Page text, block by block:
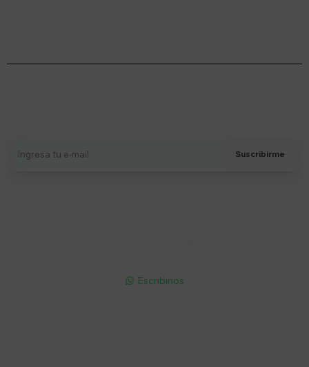
Suscribirme
 Escribinos